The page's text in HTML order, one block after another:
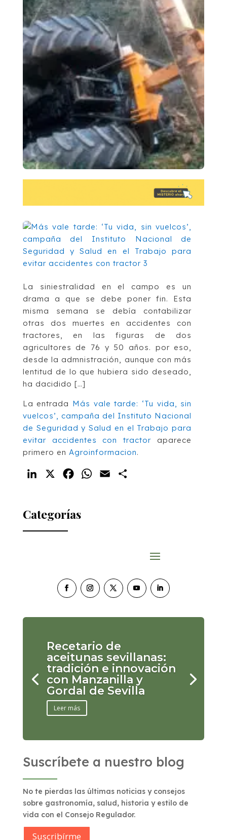
La siniestralidad en el campo es un
drama a que se debe poner fin. Esta
misma semana se debía contabilizar
otras dos muertes en accidentes con
tractores, en las figuras de dos
agricultores de 76 y 50 años. por eso,
desde la admnistración, aunque con más
lentitud de lo que hubiera sido deseado,
ha dacidido […]
La entrada Más vale tarde: ‘Tu vida, sin
vuelcos’, campaña del Instituto Nacional
de Seguridad y Salud en el Trabajo para
evitar accidentes con tractor aparece
primero en Agroinformacion.
LinkedIn FacebookWhatsApp
Email
Categorías
Recetario de
aceitunas sevillanas:
tradición e innovación
con Manzanilla y
Gordal de Sevilla
Leer más
Suscríbete a nuestro blog
No te pierdas las últimas noticias y consejos
sobre gastronomía, salud, historia y estilo de
vida con el Consejo Regulador.
Suscribírme